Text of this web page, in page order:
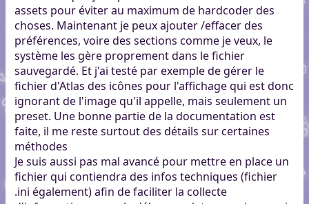
assets pour éviter au maximum de hardcoder des
choses. Maintenant je peux ajouter /effacer des
préférences, voire des sections comme je veux, le
système les gère proprement dans le fichier
sauvegardé. Et j'ai testé par exemple de gérer le
fichier d'Atlas des icônes pour l'affichage qui est donc
ignorant de l'image qu'il appelle, mais seulement un
preset. Une bonne partie de la documentation est
faite, il me reste surtout des détails sur certaines
méthodes
Je suis aussi pas mal avancé pour mettre en place un
fichier qui contiendra des infos techniques (fichier
.ini également) afin de faciliter la collecte